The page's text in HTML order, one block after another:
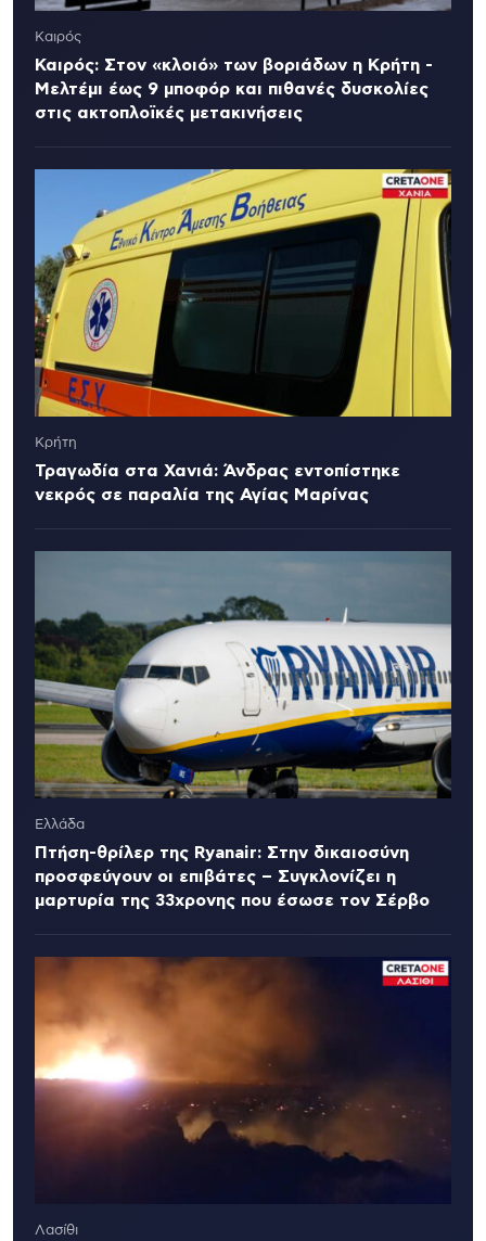
Καιρός
Καιρός: Στον «κλοιό» των βοριάδων η Κρήτη -
Μελτέμι έως 9 μποφόρ και πιθανές δυσκολίες
στις ακτοπλοϊκές μετακινήσεις
Κρήτη
Τραγωδία στα Χανιά: Άνδρας εντοπίστηκε
νεκρός σε παραλία της Αγίας Μαρίνας
Ελλάδα
Πτήση-θρίλερ της Ryanair: Στην δικαιοσύνη
προσφεύγουν οι επιβάτες – Συγκλονίζει η
μαρτυρία της 33χρονης που έσωσε τον Σέρβο
Λασίθι